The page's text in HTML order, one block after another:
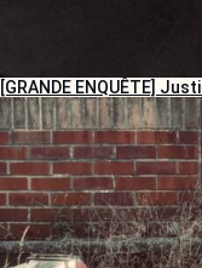
[GRANDE ENQUÊTE]